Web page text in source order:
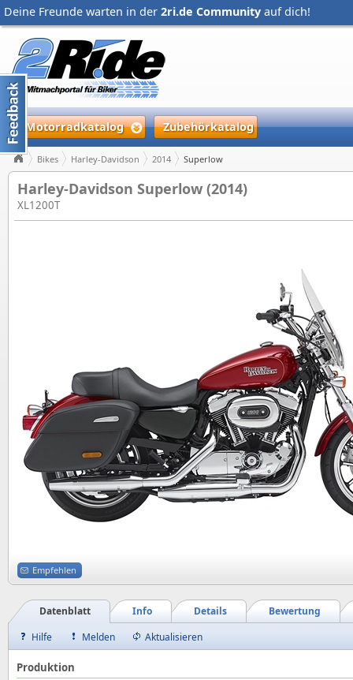
Deine Freunde warten in der 2ri.de Community auf dich!
Motorradkatalog Zubehörkatalog
Bikes Harley-Davidson 2014 Superlow
Harley-Davidson Superlow (2014)
XL1200T
Empfehlen
Bewertung
Details
Info
Datenblatt
Hilfe
Melden Aktualisieren
Produktion